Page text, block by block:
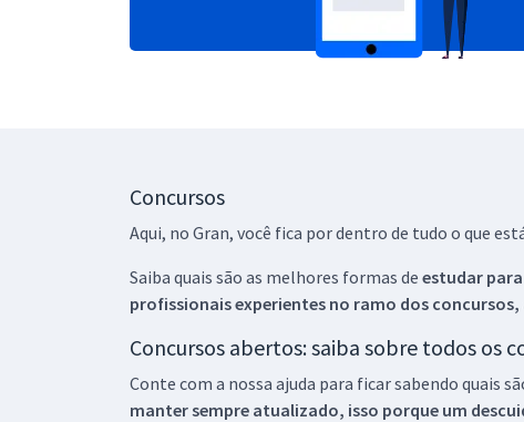
Concursos
Aqui, no Gran, você fica por dentro de tudo o que
Saiba quais são as melhores formas de estudar
profissionais experientes no ramo dos concursos,
Concursos abertos: saiba sobre todos os
Conte com a nossa ajuda para ficar sabendo quais
manter sempre atualizado, isso porque um